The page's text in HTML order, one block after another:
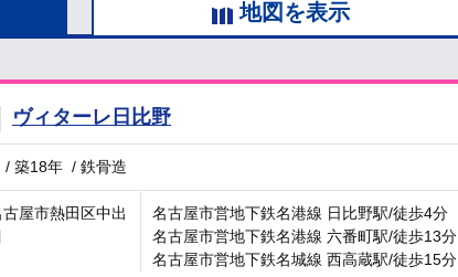
地図を表示
ヴィターレ日比野
/築18年 /鉄骨造
屋市熱田区中出
名古屋市営地下鉄名港線 日比野駅/徒歩4分
名古屋市営地下鉄名港線 六番町駅/徒歩13分
名古屋市営地下鉄名城線 西高蔵駅/徒歩15分